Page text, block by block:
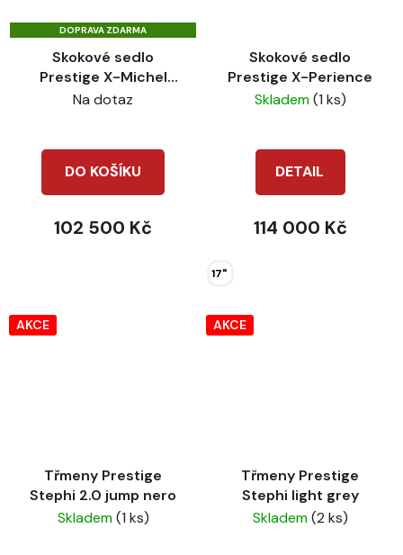
DOPRAVA ZDARMA
Skokové sedlo
Prestige X-Michel
Robert
Na dotaz
DO KOŠÍKU
102 500 Kč
Skokové sedlo
Prestige X-Perience
Skladem(1 ks)
DETAIL
114 000 Kč
17"
AKCE
Třmeny Prestige
Stephi 2.0 jump nero
Skladem(1 ks)
AKCE
Třmeny Prestige
Stephi light grey
Skladem(2 ks)